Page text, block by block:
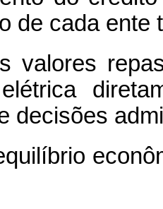
de cada ente
valores
decisões